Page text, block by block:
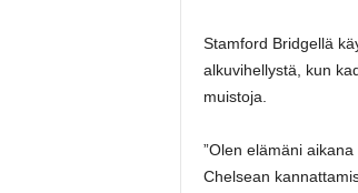
Stamford Bridgellä
alkuvihellystä, kun
muistoja.
”Olen elämäni
Chelsean